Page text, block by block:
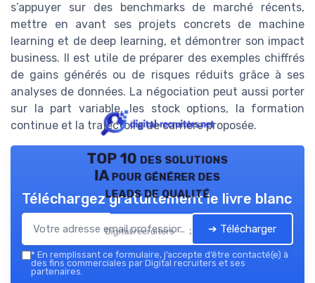
s’appuyer sur des benchmarks de marché récents,
mettre en avant ses projets concrets de machine
learning et de deep learning, et démontrer son impact
business. Il est utile de préparer des exemples chiffrés
de gains générés ou de risques réduits grâce à ses
analyses de données. La négociation peut aussi porter
sur la part variable, les stock options, la formation
continue et la trajectoire de carrière proposée.
TOP 10 des solutions
IA pour générer des
leads de qualité
Digital recruiters — 2026
Téléchargez gratuitement le livre blanc
➔ Télécharger
* En remplissant ce formulaire, j’accepte d’être contacté(e) à
des fins commerciales par Digital recruiters et ses
partenaires.